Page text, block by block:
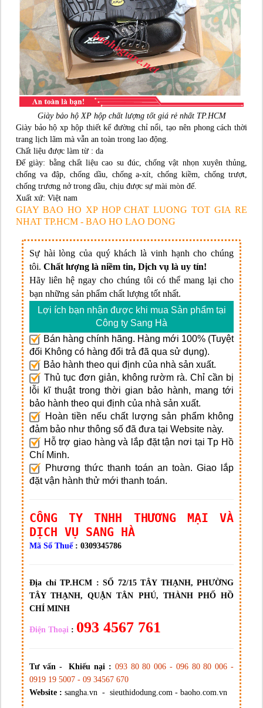
Giày bảo hộ XP hộp chất lượng tốt giá rẻ nhất TP.HCM
Giày bảo hộ xp hộp thiết kế đường chỉ nổi, tạo nên phong cách thời
trang lịch lãm mà vẫn an toàn trong lao động.
Chất liệu được làm từ : da
Đế giày: bằng chất liệu cao su đúc, chống vật nhọn xuyên thủng,
chống va đập, chống dầu, chống a-xít, chống kiềm, chống trượt,
chống trương nở trong dầu, chịu được sự mài mòn đế.
Xuất xứ: Việt nam
GIAY BAO HO XP HOP CHAT LUONG TOT GIA RE
NHAT TP.HCM - BAO HO LAO DONG
Sự hài lòng của quý khách là vinh hạnh cho chúng
tôi. Chất lượng là niềm tin, Dịch vụ là uy tín!
Hãy liên hệ ngay cho chúng tôi có thể mang lại cho
bạn những sản phẩm chất lượng tốt nhất.
Lợi ích bạn nhận được khi mua Sản phẩm tại
Công ty Sang Hà
Bán hàng chính hãng. Hàng mới 100% (Tuyệt
đối Không có hàng đổi trả đã qua sử dụng).
Bảo hành theo qui định của nhà sản xuất.
Thủ tục đơn giản, không rườm rà. Chỉ cần bị
lỗi kĩ thuật trong thời gian bảo hành, mang tới
bảo hành theo qui định của nhà sản xuất.
Hoàn tiền nếu chất lượng sản phẩm không
đảm bảo như thông số đã đưa tại Website này.
Hỗ trợ giao hàng và lắp đặt tận nơi tại Tp Hồ
Chí Minh.
Phương thức thanh toán an toàn. Giao lắp
đặt vận hành thử mới thanh toán.
CÔNG TY TNHH THƯƠNG MẠI VÀ
DỊCH VỤ SANG HÀ
Mã Số Thuế : 0309345786
Địa chỉ TP.HCM : SỐ 72/15 TÂY THẠNH, PHƯỜNG
TÂY THẠNH, QUẬN TÂN PHÚ, THÀNH PHỐ HỒ
CHÍ MINH
Điện Thoại : 093 4567 761
Tư vấn - Khiếu nại : 093 80 80 006 - 096 80 80 006 -
0919 19 5007 - 09 34567 670
Website : sangha.vn - sieuthidodung.com - baoho.com.vn